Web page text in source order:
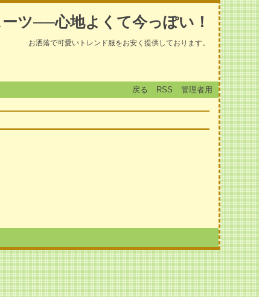
ツ──心地よくて今っぽい！
お洒落で可愛いトレンド服をお安く提供しております。
戻る RSS 管理者用